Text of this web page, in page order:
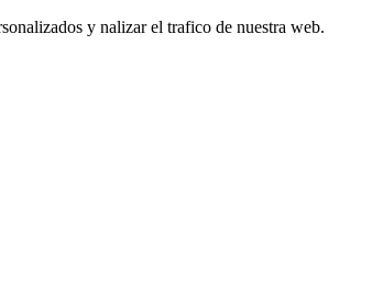
y nalizar el trafico de nuestra web.